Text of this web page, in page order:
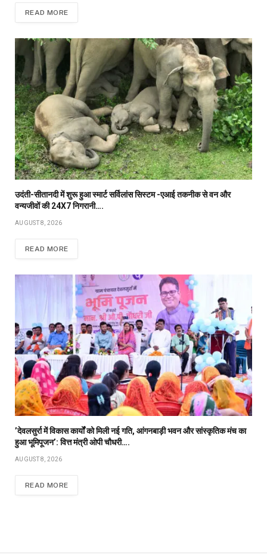
READ MORE
उदंती-सीतानदी में शुरू हुआ स्मार्ट सर्विलांस सिस्टम -एआई तकनीक से वन और
वन्यजीवों की 24X7 निगरानी….
AUGUST 8, 2026
READ MORE
’देवलसुर्रा में विकास कार्यों को मिली नई गति, आंगनबाड़ी भवन और सांस्कृतिक मंच का
हुआ भूमिपूजन’: वित्त मंत्री ओपी चौधरी….
AUGUST 8, 2026
READ MORE